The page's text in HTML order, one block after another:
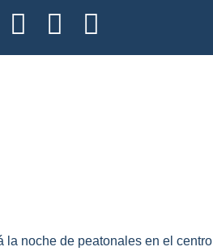
la noche de peatonales en el centro